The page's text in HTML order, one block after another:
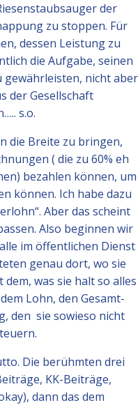
der
zu stoppen. Für
dessen Leistung zu
die Aufgabe, seinen
gewährleisten, nicht aber
der Gesellschaft
s.o.
die Breite zu bringen,
( die zu 60% eh
bezahlen können, um
können. Ich habe dazu
Aber das scheint
Also beginnen wir
im öffentlichen Dienst
genau dort, wo sie
was sie halt so alles
Lohn, den Gesamt-
den sie sowieso nicht
Die berühmten drei
KK-Beiträge,
dann das dem